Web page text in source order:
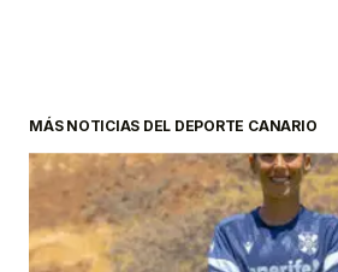
MÁS NOTICIAS DEL DEPORTE CANARIO